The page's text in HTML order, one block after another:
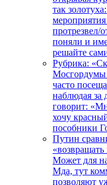
так
протрезвел/
поняли и
решайте
Рубрика:
Мосгордумы
часто
наблюдая
говорит:
хочу
пособники
Путин
Может для
Мда, тут
позволяют